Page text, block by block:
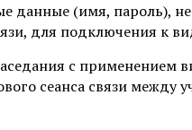
данные (имя, пароль),
для подключения к
с применением
сеанса связи между